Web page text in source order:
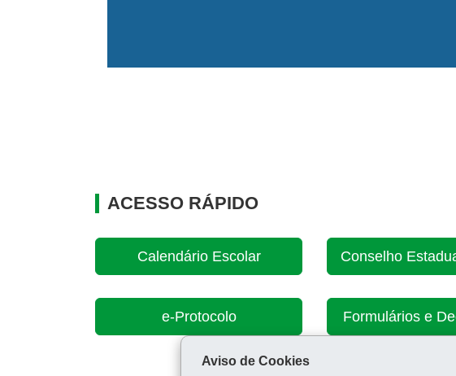
ACESSO RÁPIDO
Calendário Escolar Conselho
e-Protocolo Formulários e
Aviso de Cookies